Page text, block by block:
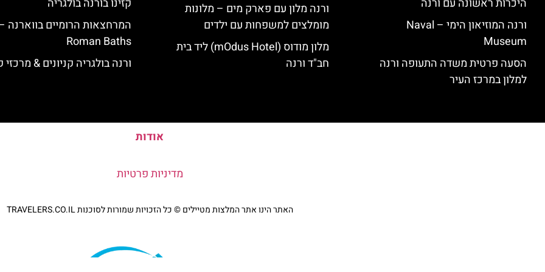
היכרות ראשונה עם ורנה
ורנה המוזיאון הימי – Naval
Museum
הסעה פרטית משדה התעופה ורנה
למלון במרכז העיר
ורנה מלון עם פארק מים – מלונות
מומלצים למשפחות עם ילדים
מלון מודוס (mOdus Hotel) ליד בית
חב"ד ורנה
קזינו בורנה בולגריה
המרחצאות הרומיים בווארנה
Roman Baths
ורנה בולגריה קניונים & מרכזי
אודות
מדיניות פרטיות
האתר הינו אתר המלצות מטיילים © כל הזכויות שמורות לסוכנות TRAVELERS.CO.IL